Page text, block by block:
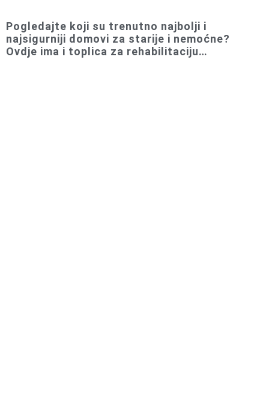
Pogledajte koji su trenutno najbolji i
najsigurniji domovi za starije i nemoćne?
Ovdje ima i toplica za rehabilitaciju…